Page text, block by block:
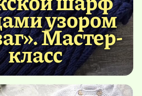
узором
Мастер-
класс